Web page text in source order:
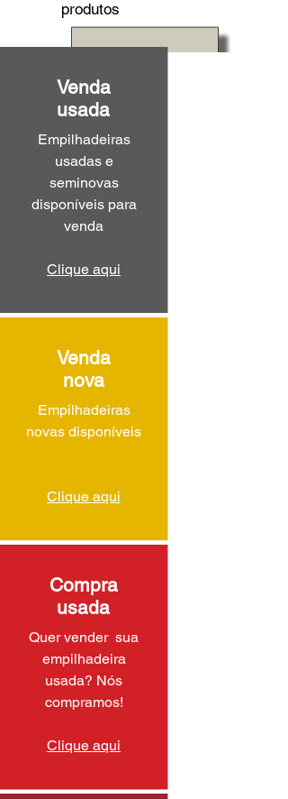
produtos
Venda
usada
Empilhadeiras
usadas e
seminovas
disponíveis para
venda
Clique aqui
Venda
nova
Empilhadeiras
novas disponíveis
Clique aqui
Compra
usada
Quer vender sua
empilhadeira
usada? Nós
compramos!
Clique aqui